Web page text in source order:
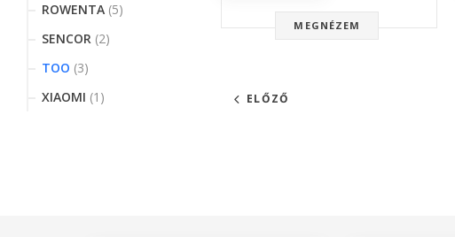
ROWENTA (5)
SENCOR (2)
TOO (3)
XIAOMI (1)
MEGNÉZEM
ELŐZŐ